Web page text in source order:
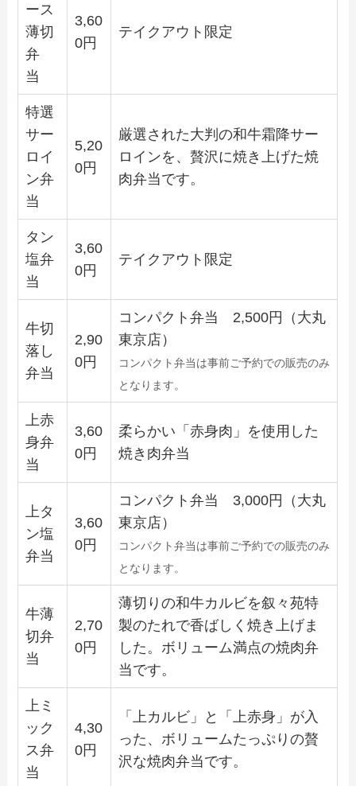
ース
薄切
弁
当
3,60
0円
テイクアウト限定
特選
サー
ロイ
ン弁
当
5,20
0円
厳選された大判の和牛霜降サー
ロインを、贅沢に焼き上げた焼
肉弁当です。
タン
塩弁
当
3,60
0円
テイクアウト限定
牛切
落し
弁当
2,90
0円
コンパクト弁当 2,500円（大丸
東京店）
コンパクト弁当は事前ご予約での販売のみ
となります。
上赤
身弁
当
3,60
0円
柔らかい「赤身肉」を使用した
焼き肉弁当
上タ
ン塩
弁当
3,60
0円
コンパクト弁当 3,000円（大丸
東京店）
コンパクト弁当は事前ご予約での販売のみ
となります。
牛薄
切弁
当
2,70
0円
薄切りの和牛カルビを叙々苑特
製のたれで香ばしく焼き上げま
した。ボリューム満点の焼肉弁
当です。
上ミ
ック
ス弁
当
4,30
0円
「上カルビ」と「上赤身」が入
った、ボリュームたっぷりの贅
沢な焼肉弁当です。